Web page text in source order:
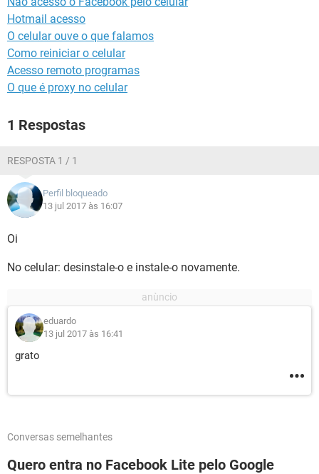
Hotmail acesso
O celular ouve o que falamos
Como reiniciar o celular
Acesso remoto programas
O que é proxy no celular
1 Respostas
RESPOSTA 1 / 1
Perfil bloqueado
13 jul 2017 às 16:07
Oi
No celular: desinstale-o e instale-o novamente.
eduardo
13 jul 2017 às 16:41
grato
Conversas semelhantes
Quero entra no Facebook Lite pelo Google